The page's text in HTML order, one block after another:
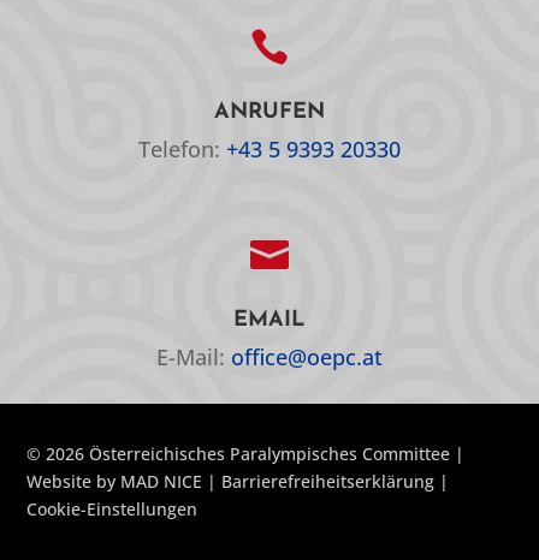

ANRUFEN
Telefon: +43 5 9393 20330

EMAIL
E-Mail: office@oepc.at
© 2026 Österreichisches Paralympisches Committee |
Website by MAD NICE | Barrierefreiheitserklärung |
Cookie-Einstellungen